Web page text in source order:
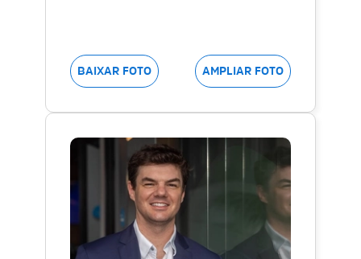
BAIXAR FOTO AMPLIAR FOTO